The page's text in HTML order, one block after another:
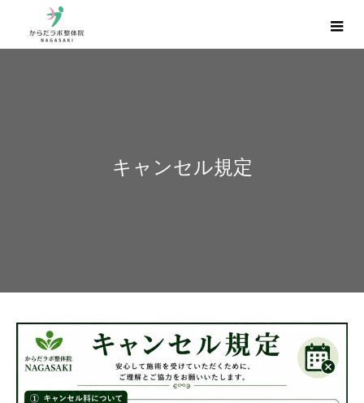
キャンセル規定